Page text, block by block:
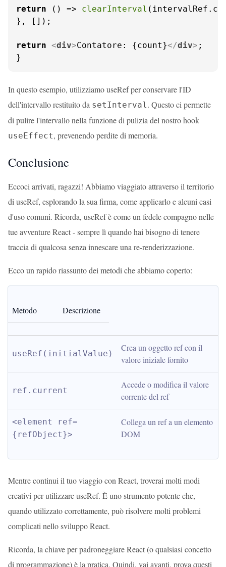
return () => clearInterval (intervalRef.
}, []);
return <div>Contatore: {count}</div> ;
}
In questo esempio, utilizziamo useRef per conservare l'ID
dell'intervallo restituito da setInterval. Questo ci permette
di pulire l'intervallo nella funzione di pulizia del nostro hook
useEffect, prevenendo perdite di memoria.
Conclusione
Eccoci arrivati, ragazzi! Abbiamo viaggiato attraverso il territorio
di useRef, esplorando la sua firma, come applicarlo e alcuni casi
d'uso comuni. Ricorda, useRef è come un fedele compagno nelle
tue avventure React - sempre lì quando hai bisogno di tenere
traccia di qualcosa senza innescare una re-renderizzazione.
Ecco un rapido riassunto dei metodi che abbiamo coperto:
Metodo Descrizione
useRef(initialValue)
Crea un oggetto ref con il
valore iniziale fornito
ref.current
Accede o modifica il valore
corrente del ref
<element ref=
{refObject}>
Collega un ref a un elemento
DOM
Mentre continui il tuo viaggio con React, troverai molti modi
creativi per utilizzare useRef. È uno strumento potente che,
quando utilizzato correttamente, può risolvere molti problemi
complicati nello sviluppo React.
Ricorda, la chiave per padroneggiare React (o qualsiasi concetto
di programmazione) è la pratica. Quindi, vai avanti, prova questi